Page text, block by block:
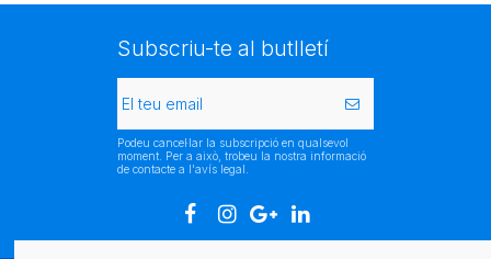
Subscriu-te al butlletí
Podeu cancel·lar la subscripció en qualsevol
moment. Per a això, trobeu la nostra informació
de contacte a l'avís legal.